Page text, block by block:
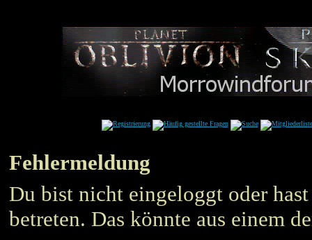
Fehlermeldung
Du bist nicht eingeloggt oder
betreten. Das könnte aus einem